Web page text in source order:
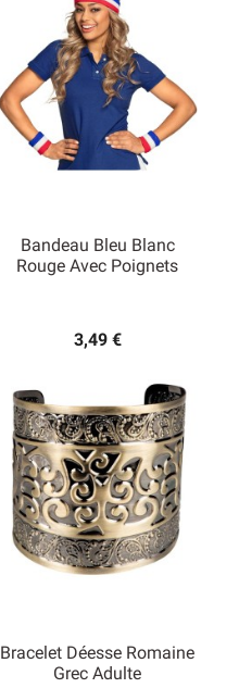
Bandeau Bleu Blanc
Rouge Avec Poignets
3,49 €
Bracelet Déesse Romaine
Grec Adulte